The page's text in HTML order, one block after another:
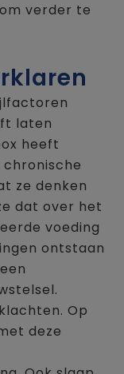
verder te
laten
heeft
chronische
ze denken
dat over het
voeding
ontstaan
Op
deze